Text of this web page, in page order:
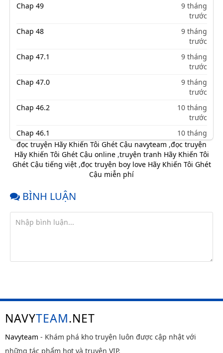
Chap 49
9 tháng
trước
Chap 48
9 tháng
trước
Chap 47.1
9 tháng
trước
Chap 47.0
9 tháng
trước
Chap 46.2
10 tháng
trước
Chap 46.1
10 tháng
trước
Chap 46
10 tháng
trước
Chap 42
10 tháng
Chap 40
10 tháng
đọc truyện Hãy Khiến Tôi Ghét Cậu navyteam ,đọc truyện
Hãy Khiến Tôi Ghét Cậu online,truyện tranh Hãy Khiến Tôi
Ghét Cậu tiếng việt,đọc truyện boy love Hãy Khiến Tôi Ghét
Cậu miễn phí
BÌNH LUẬN
NAVYTEAM.NET
Navyteam - Khám phá kho truyện luôn được cập nhật với
những tác phẩm hot và truyện VIP.